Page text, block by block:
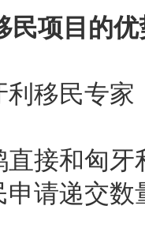
民项目的
移民专
接和匈
请递交